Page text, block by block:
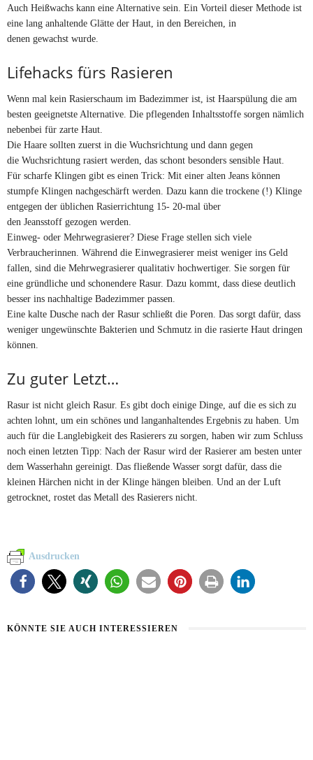
Auch Heißwachs kann eine Alternative sein. Ein Vorteil dieser Methode ist
eine lang anhaltende Glätte der Haut, in den Bereichen, in
denen gewachst wurde.
Lifehacks fürs Rasieren
Wenn mal kein Rasierschaum im Badezimmer ist, ist Haarspülung die am
besten geeignetste Alternative. Die pflegenden Inhaltsstoffe sorgen nämlich
nebenbei für zarte Haut.
Die Haare sollten zuerst in die Wuchsrichtung und dann gegen
die Wuchsrichtung rasiert werden, das schont besonders sensible Haut.
Für scharfe Klingen gibt es einen Trick: Mit einer alten Jeans können
stumpfe Klingen nachgeschärft werden. Dazu kann die trockene (!) Klinge
entgegen der üblichen Rasierrichtung 15- 20-mal über
den Jeansstoff gezogen werden.
Einweg- oder Mehrwegrasierer? Diese Frage stellen sich viele
Verbraucherinnen. Während die Einwegrasierer meist weniger ins Geld
fallen, sind die Mehrwegrasierer qualitativ hochwertiger. Sie sorgen für
eine gründliche und schonendere Rasur. Dazu kommt, dass diese deutlich
besser ins nachhaltige Badezimmer passen.
Eine kalte Dusche nach der Rasur schließt die Poren. Das sorgt dafür, dass
weniger ungewünschte Bakterien und Schmutz in die rasierte Haut dringen
können.
Zu guter Letzt…
Rasur ist nicht gleich Rasur. Es gibt doch einige Dinge, auf die es sich zu
achten lohnt, um ein schönes und langanhaltendes Ergebnis zu haben. Um
auch für die Langlebigkeit des Rasierers zu sorgen, haben wir zum Schluss
noch einen letzten Tipp: Nach der Rasur wird der Rasierer am besten unter
dem Wasserhahn gereinigt. Das fließende Wasser sorgt dafür, dass die
kleinen Härchen nicht in der Klinge hängen bleiben. Und an der Luft
getrocknet, rostet das Metall des Rasierers nicht.
Ausdrucken
KÖNNTE SIE AUCH INTERESSIEREN